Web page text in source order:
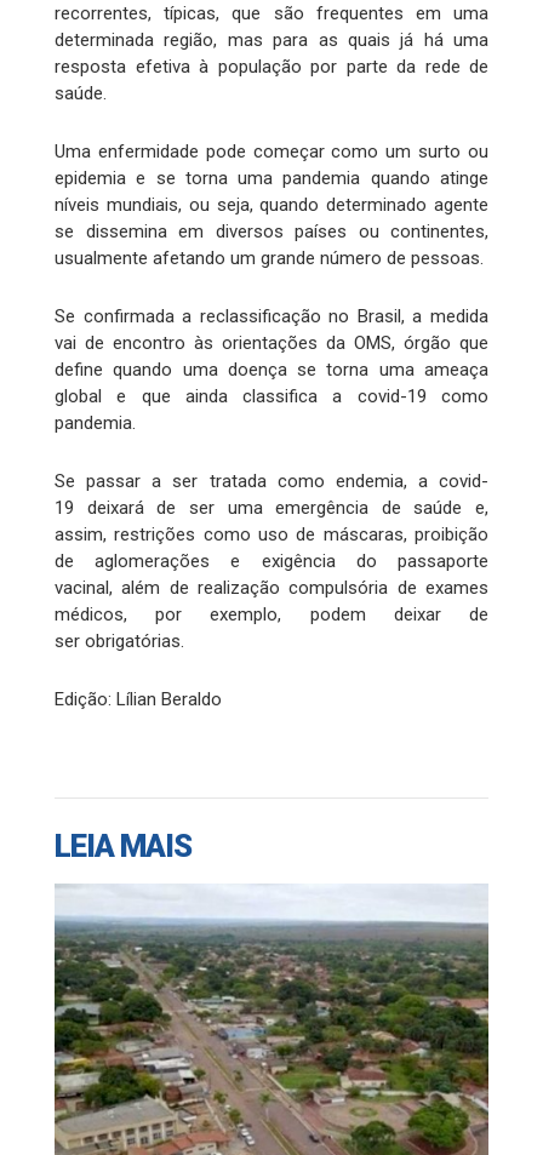
recorrentes, típicas, que são frequentes em uma
determinada região, mas para as quais já há uma
resposta efetiva à população por parte da rede de
saúde.
Uma enfermidade pode começar como um surto ou
epidemia e se torna uma pandemia quando atinge
níveis mundiais, ou seja, quando determinado agente
se dissemina em diversos países ou continentes,
usualmente afetando um grande número de pessoas.
Se confirmada a reclassificação no Brasil, a medida
vai de encontro às orientações da OMS, órgão que
define quando uma doença se torna uma ameaça
global e que ainda classifica a covid-19 como
pandemia.
Se passar a ser tratada como endemia, a covid-
19 deixará de ser uma emergência de saúde e,
assim, restrições como uso de máscaras, proibição
de aglomerações e exigência do passaporte
vacinal, além de realização compulsória de exames
médicos, por exemplo, podem deixar de
ser obrigatórias.
Edição: Lílian Beraldo
LEIA MAIS